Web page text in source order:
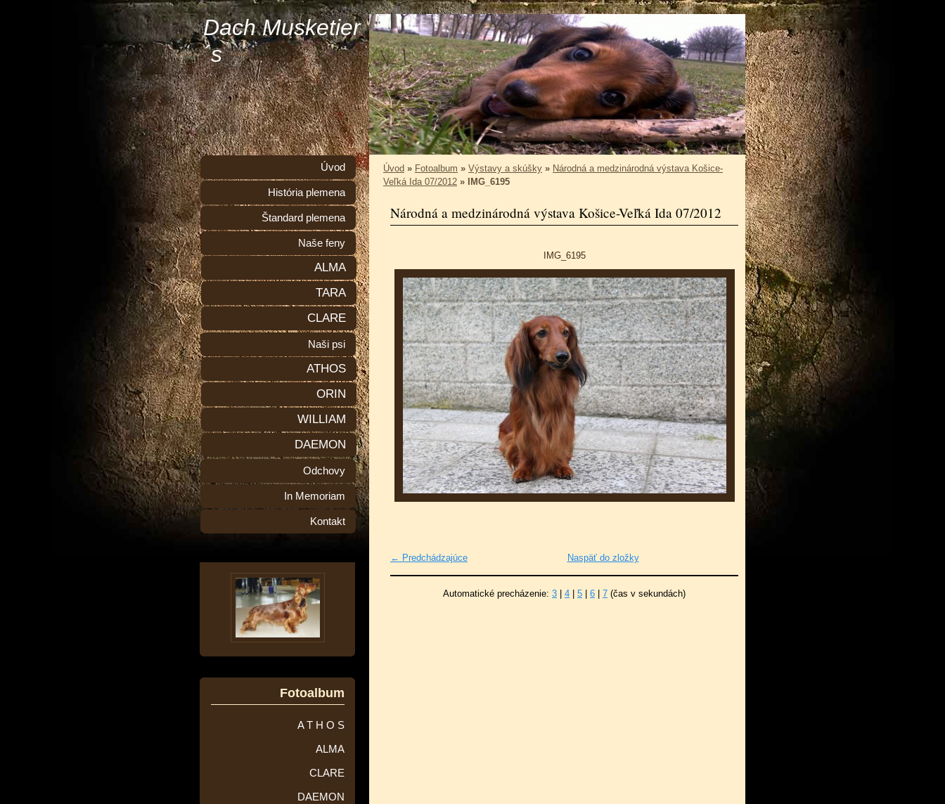
Dach Musketier
´s
Úvod » Fotoalbum » Výstavy a skúšky » Národná a medzinárodná výstava Košice-
Veľká Ida 07/2012 » IMG_6195
Národná a medzinárodná výstava Košice-Veľká Ida 07/2012
IMG_6195
← Predchádzajúce Naspäť do zložky
Automatické precházenie: 3 4 5 6 7 (čas v sekundách)
Úvod
História plemena
Štandard plemena
Naše feny
ALMA
TARA
CLARE
Naši psi
ATHOS
ORIN
WILLIAM
DAEMON
Odchovy
In Memoriam
Kontakt
Fotoalbum
A T H O S
ALMA
CLARE
DAEMON